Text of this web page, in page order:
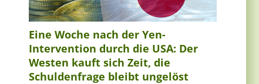
Eine Woche nach der Yen-
Intervention durch die USA: Der
Westen kauft sich Zeit, die
Schuldenfrage bleibt ungelöst